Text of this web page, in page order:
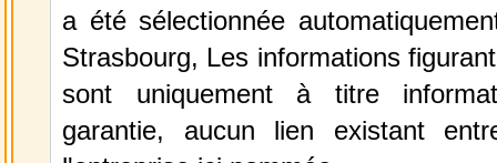
a été sélectionnée
Strasbourg, Les informations
sont uniquement à titre
garantie, aucun lien existant